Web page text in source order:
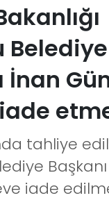
Belediye
İnan
tahliye
iade